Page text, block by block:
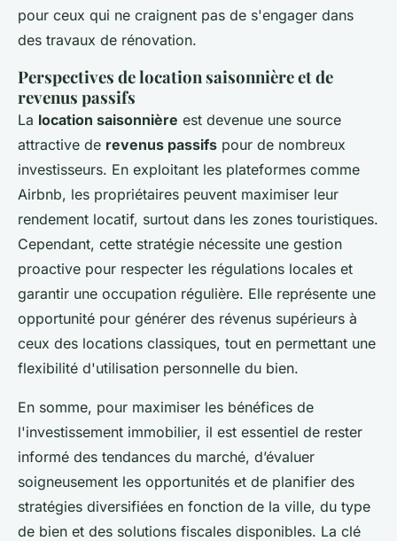
pour ceux qui ne craignent pas de s'engager dans
des travaux de rénovation.
Perspectives de location saisonnière et de
revenus passifs
La location saisonnière est devenue une source
attractive de revenus passifs pour de nombreux
investisseurs. En exploitant les plateformes comme
Airbnb, les propriétaires peuvent maximiser leur
rendement locatif, surtout dans les zones touristiques.
Cependant, cette stratégie nécessite une gestion
proactive pour respecter les régulations locales et
garantir une occupation régulière. Elle représente une
opportunité pour générer des révenus supérieurs à
ceux des locations classiques, tout en permettant une
flexibilité d'utilisation personnelle du bien.
En somme, pour maximiser les bénéfices de
l'investissement immobilier, il est essentiel de rester
informé des tendances du marché, d’évaluer
soigneusement les opportunités et de planifier des
stratégies diversifiées en fonction de la ville, du type
de bien et des solutions fiscales disponibles. La clé